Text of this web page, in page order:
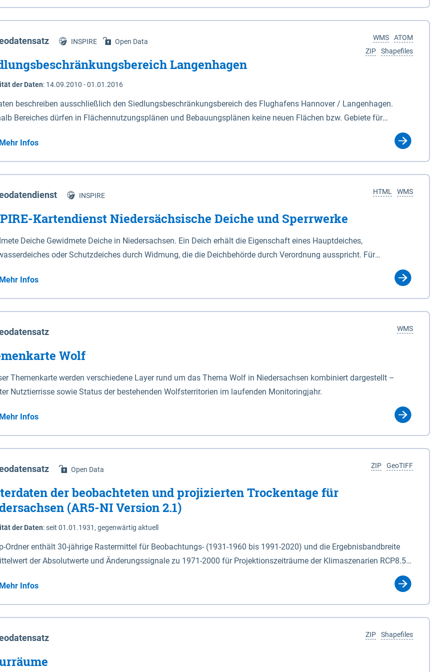
Niedersachsen (vgl. Abb. 4-1) entlang der Elbe zwischen Schnackenburg im Osten und Hohnstorf (Elbe) im Westen
472,5 bei Schnackenburg bis 569 bei Lauenburg). Das Biosphärenreservat umfasst Teile der Landkreise
Dannenberg und Lüneburg.
ATOM
WMS
Shapefiles
ZIP
INSPIRE Open Data
Langenhagen
der Daten: 14.09.2010 - 01.01.2016
beschreiben ausschließlich den Siedlungsbeschränkungsbereich des Flughafens Hannover / Langenhagen.
Bereiches dürfen in Flächennutzungsplänen und Bebauungsplänen keine neuen Flächen bzw. Gebiete für
Mehr Infos
WMS
HTML
INSPIRE
Kartendienst Niedersächsische Deiche und Sperrwerke
Deiche Gewidmete Deiche in Niedersachsen. Ein Deich erhält die Eigenschaft eines Hauptdeiches,
oder Schutzdeiches durch Widmung, die die Deichbehörde durch Verordnung ausspricht. Für
Deiche gelten die Bestimmungen des Niedersächsischen Deichgesetzes (NDG). Die Widmung "2.Deichlinie" ist
Sperrwerke Sperrwerke sind Bauwerke mit Sperrvorrichtungen in Tidegewässern, die dem
eines Gebietes vor erhöhten Tiden, vor allem vor Sturmfluten, zu dienen bestimmt sind (§2 Abs.3 NDG). Ein Bauwerk
Art erhält die Eigenschaft eines Sperrwerkes durch Widmung, die die Deichbehörde durch Verordnung
Mehr Infos
WMS
Wolf
Themenkarte werden verschiedene Layer rund um das Thema Wolf in Niedersachsen kombiniert dargestellt –
Nutztierrisse sowie Status der bestehenden Wolfsterritorien im laufenden Monitoringjahr.
Mehr Infos
GeoTIFF
ZIP
Open Data
der beobachteten und projizierten Trockentage für
(AR5-NI Version 2.1)
der Daten:seit 01.01.1931, gegenwärtig aktuell
Ordner enthält 30-jährige Rastermittel für Beobachtungs- (1931-1960 bis 1991-2020) und die Ergebnisbandbreite
der Absolutwerte und Änderungssignale zu 1971-2000 für Projektionszeiträume der Klimaszenarien RCP8.5
(Jun. - Aug.) - au: Herbst (Sep. - Nov.) - wi: Winter (Dez. - Feb.) - hyr:
Jahr (Nov. - Okt.) - hsu: Hydrologisches Sommerhalbjahr (Mai - Okt.) - hwi: Hydrologisches Winterhalbjahr
- vd: Vegetationsruhe (Okt. - Mär.) Neben den Rasterdaten ist eine
zu den Dateinamen und für eine Darstellung im GIS eine Klassifizierung der Rasterdaten mit Klassenname und
code gegeben.
Mehr Infos
Shapefiles
ZIP